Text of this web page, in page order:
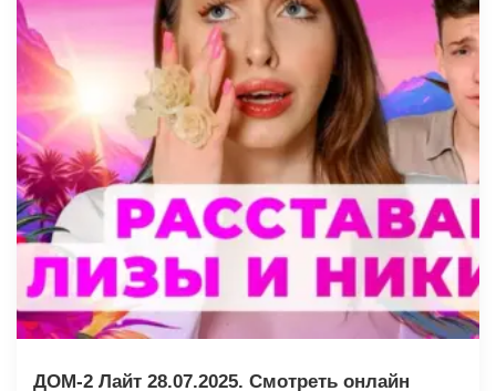
ДОМ-2 Лайт 28.07.2025. Смотреть онлайн